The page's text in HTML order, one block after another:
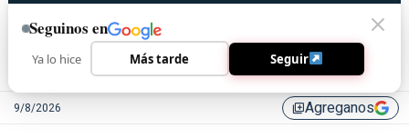
9/8/2026 library_addAgreganos
Seguinos en
Ya lo hice Más tarde Seguir